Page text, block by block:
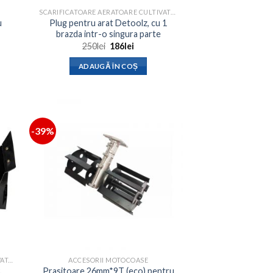
SCARIFICATOARE AERATOARE CULTIVATOARE
Plug pentru arat Detoolz, cu 1
brazda intr-o singura parte
250lei Prețul
a
fost:
186lei
este:
186lei.
ADAUGĂ ÎN COȘ
SCARIFICATOARE AERATOARE CULTIVATOARE
-39%
ACCESORII MOTOCOASE
Prasitoare 26mm*9T (eco) pentru